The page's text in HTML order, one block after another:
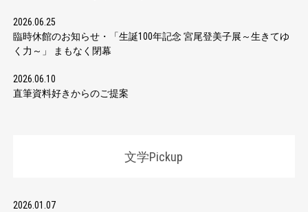
2026.06.25
臨時休館のお知らせ・「生誕100年記念 宮尾登美子展～生きてゆ
く力～」 まもなく閉幕
2026.06.10
直筆資料好きからのご提案
文学Pickup
2026.01.07